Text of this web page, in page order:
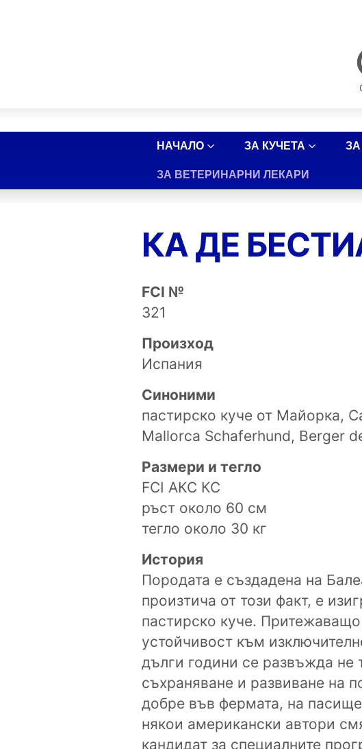
НАЧАЛО ЗА КУЧЕТА ЗА
ЗА ВЕТЕРИНАРНИ ЛЕКАРИ
КА ДЕ
FCI №
321
Произход
Испания
Синоними
пастирско куче от Майорка,
Mallorca Schaferhund, Berger
Размери и тегло
FCI АКС КС
ръст около 60 см
тегло около 30 кг
История
Породата е създадена на
произтича от този факт, е
пастирско куче.
устойчивост към
дълги години се развъжда не
съхраняване и развиване на
добре във фермата, на
някои американски автори
кандидат за специалните